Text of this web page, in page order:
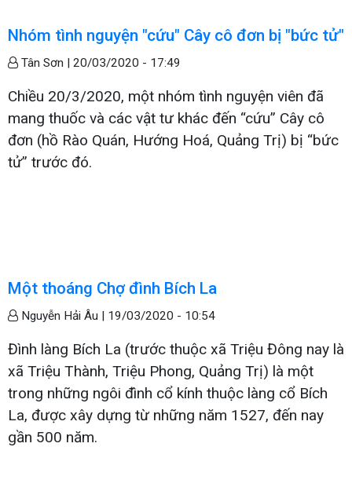
Nhóm tình nguyện "cứu" Cây cô đơn bị "bức tử"
Tân Sơn | 20/03/2020 - 17:49
Chiều 20/3/2020, một nhóm tình nguyện viên đã
mang thuốc và các vật tư khác đến “cứu” Cây cô
đơn (hồ Rào Quán, Hướng Hoá, Quảng Trị) bị “bức
tử” trước đó.
Một thoáng Chợ đình Bích La
Nguyễn Hải Âu | 19/03/2020 - 10:54
Đình làng Bích La (trước thuộc xã Triệu Đông nay là
xã Triệu Thành, Triệu Phong, Quảng Trị) là một
trong những ngôi đình cổ kính thuộc làng cổ Bích
La, được xây dựng từ những năm 1527, đến nay
gần 500 năm.